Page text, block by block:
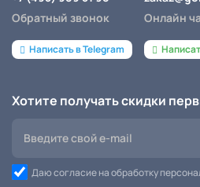
Обратный звонок
Написать в Telegram
Онлайн
Хотите получать скидки
Даю согласие на обработку